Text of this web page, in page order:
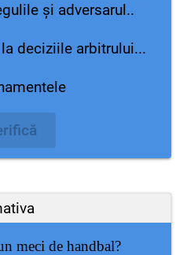
și adversarul..
deciziile arbitrului...
meci de handbal?